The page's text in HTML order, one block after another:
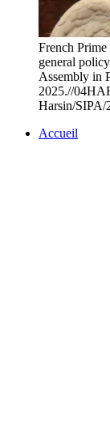
French
general
Assembly in
2025.//
Harsin/SIPA/
Accueil